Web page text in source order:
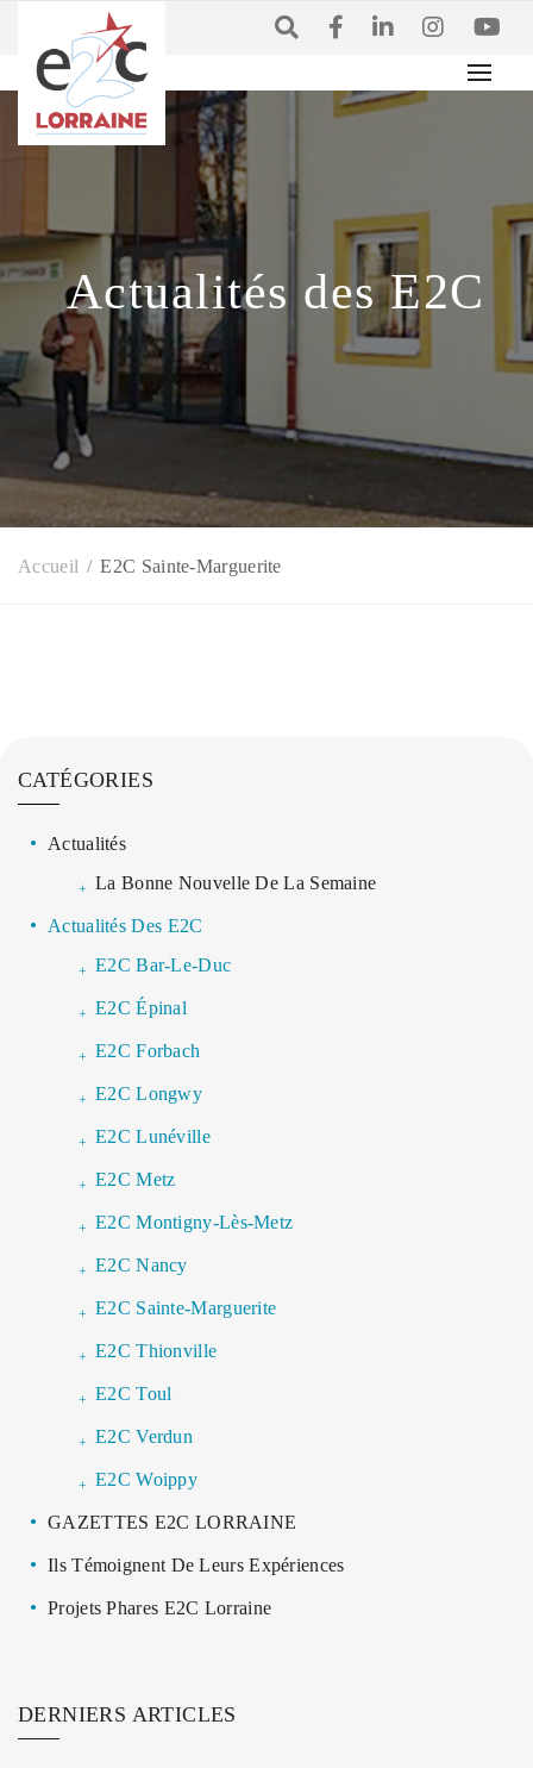
Accueil E2C Sainte-Marguerite
Actualités des E2C
CATÉGORIES
Actualités
La Bonne Nouvelle De La Semaine
Actualités Des E2C
E2C Bar-Le-Duc
E2C Épinal
E2C Forbach
E2C Longwy
E2C Lunéville
E2C Metz
E2C Montigny-Lès-Metz
E2C Nancy
E2C Sainte-Marguerite
E2C Thionville
E2C Toul
E2C Verdun
E2C Woippy
GAZETTES E2C LORRAINE
Ils Témoignent De Leurs Expériences
Projets Phares E2C Lorraine
DERNIERS ARTICLES